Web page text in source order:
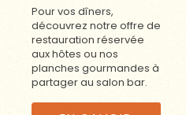
Pour vos dîners,
découvrez notre offre de
restauration réservée
aux hôtes ou nos
planches gourmandes à
partager au salon bar.